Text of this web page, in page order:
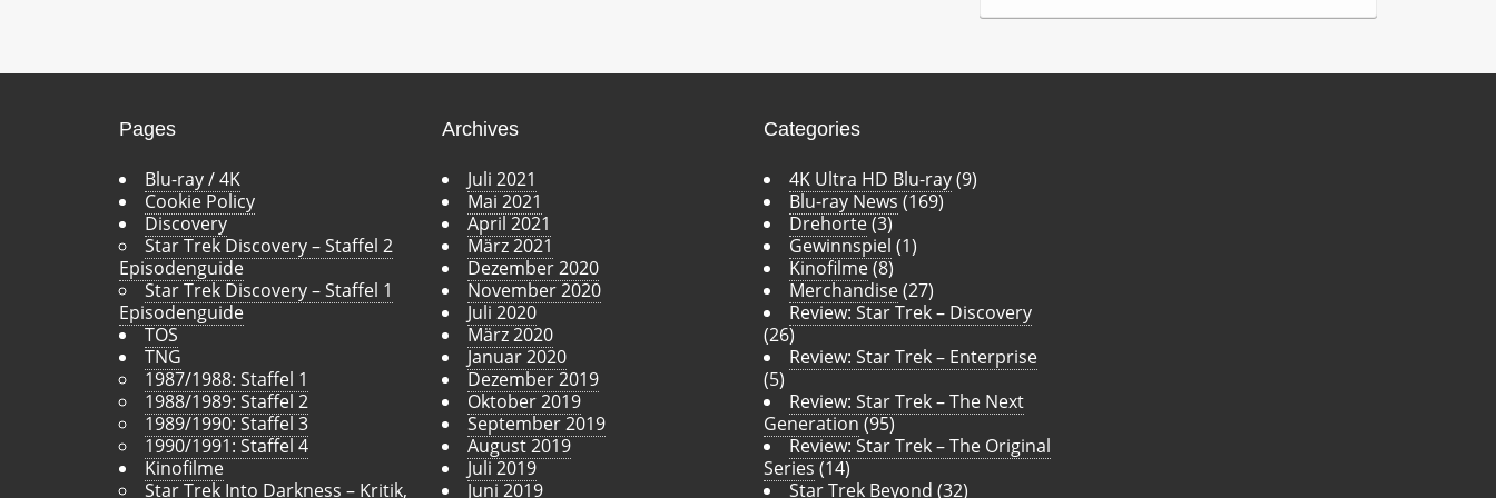
c
v
Pages
Blu-ray / 4K
Cookie Policy
Discovery
Star Trek Discovery – Staffel 2
Episodenguide
Star Trek Discovery – Staffel 1
Episodenguide
TOS
TNG
1987/1988: Staffel 1
1988/1989: Staffel 2
1989/1990: Staffel 3
1990/1991: Staffel 4
Kinofilme
Star Trek Into Darkness – Kritik,
Archives
Juli 2021
Mai 2021
April 2021
März 2021
Dezember 2020
November 2020
Juli 2020
März 2020
Januar 2020
Dezember 2019
Oktober 2019
September 2019
August 2019
Juli 2019
Juni 2019
Categories
4K Ultra HD Blu-ray(9)
Blu-ray News (169)
Drehorte(3)
Gewinnspiel (1)
Kinofilme(8)
Merchandise(27)
Review: Star Trek – Discovery
(26)
Review: Star Trek – Enterprise
(5)
Review: Star Trek – The Next
Generation (95)
Review: Star Trek – The Original
Series (14)
Star Trek Beyond (32)